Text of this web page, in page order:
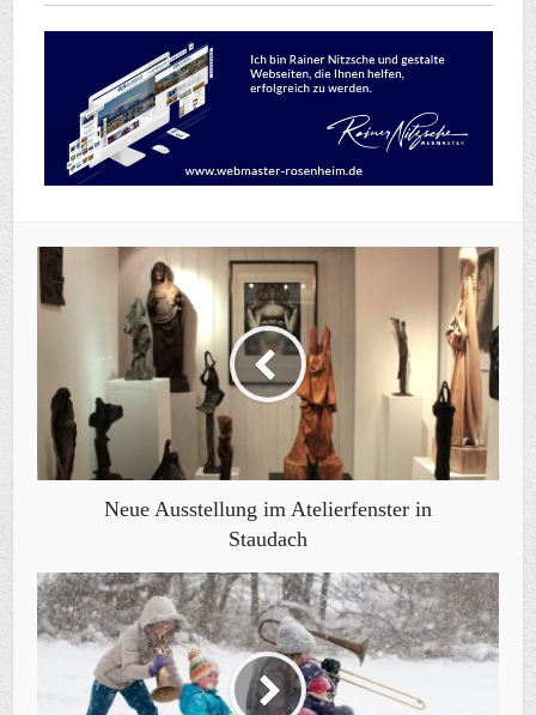
Neue Ausstellung im Atelierfenster in
Staudach